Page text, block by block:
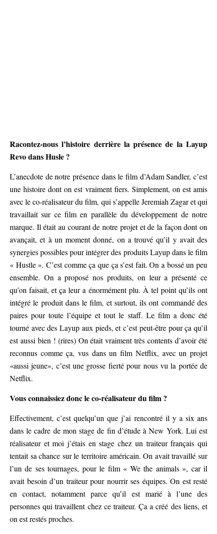
Racontez-nous l’histoire derrière la présence de la Layup
Revo dans Husle ?
L’anecdote de notre présence dans le film d’Adam Sandler, c’est
une histoire dont on est vraiment fiers. Simplement, on est amis
avec le co-réalisateur du film, qui s’appelle Jeremiah Zagar et qui
travaillait sur ce film en parallèle du développement de notre
marque. Il était au courant de notre projet et de la façon dont on
avançait, et à un moment donné, on a trouvé qu’il y avait des
synergies possibles pour intégrer des produits Layup dans le film
« Hustle ». C’est comme ça que ça s’est fait. On a bossé un peu
ensemble. On a proposé nos produits, on leur a présenté ce
qu’on faisait, et ça leur a énormément plu. À tel point qu’ils ont
intégré le produit dans le film, et surtout, ils ont commandé des
paires pour toute l’équipe et tout le staff. Le film a donc été
tourné avec des Layup aux pieds, et c’est peut-être pour ça qu’il
est aussi bien ! (rires) On était vraiment très contents d’avoir été
reconnus comme ça, vus dans un film Netflix, avec un projet
«aussi jeune», c’est une grosse fierté pour nous vu la portée de
Netflix.
Vous connaissiez donc le co-réalisateur du film ?
Effectivement, c’est quelqu’un que j’ai rencontré il y a six ans
dans le cadre de mon stage de fin d’étude à New York. Lui est
réalisateur et moi j’étais en stage chez un traiteur français qui
tentait sa chance sur le territoire américain. On avait travaillé sur
l’un de ses tournages, pour le film « We the animals », car il
avait besoin d’un traiteur pour nourrir ses équipes. On est resté
en contact, notamment parce qu’il est marié à l’une des
personnes qui travaillent chez ce traiteur. Ça a créé des liens, et
on est restés proches.